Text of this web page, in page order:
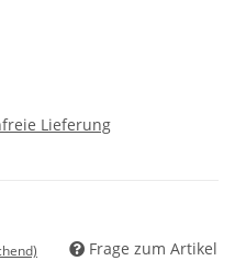
Lieferung
Frage zum Artikel